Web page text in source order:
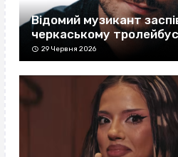
Відомий музикант
черкаському
29 Червня 2026